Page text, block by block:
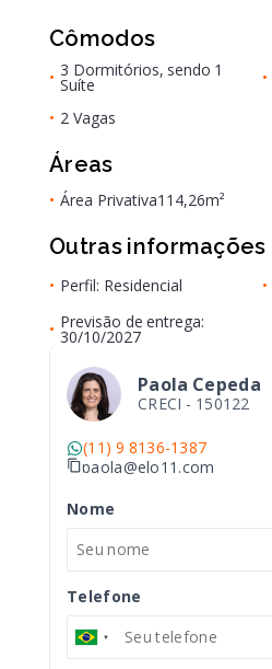
Cômodos
• 3 Dormitórios, sendo 1
Suíte •
• 2 Vagas
Áreas
• Área Privativa114,26m²
Outras informações
• Perfil: Residencial •
• Previsão de entrega:
30/10/2027
Paola Cepeda
CRECI - 150122
(11) 9 8136-1387
paola@elo11.com
Nome
Telefone